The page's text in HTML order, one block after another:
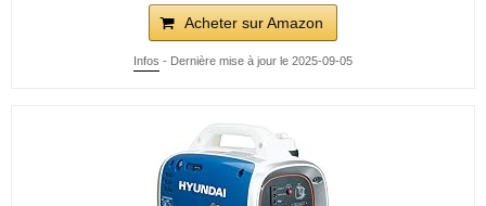
Acheter sur Amazon
Infos - Dernière mise à jour le 2025-09-05